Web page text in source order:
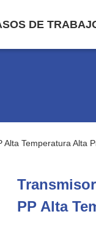
DE
Temperatura Alta
PP Alta